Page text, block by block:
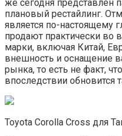
же сегодня представлен
плановый рестайлинг.
является по-настоящему
продают практически во
марки, включая Китай,
внешность и оснащение
рынка, то есть не факт,
впоследствии обновится
Toyota Corolla Cross для